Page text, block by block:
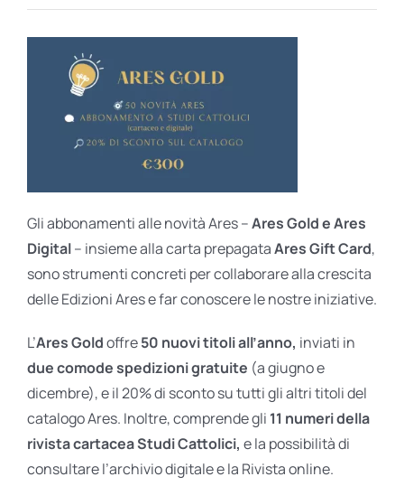
Gli abbonamenti alle novità Ares –Ares Gold e Ares
Digital– insieme alla carta prepagataAres Gift Card,
sono strumenti concreti per collaborare alla crescita
delle Edizioni Ares e far conoscere le nostre iniziative.
L’Ares Goldoffre50 nuovi titoli all’anno, inviati in
due comode spedizioni gratuite (a giugno e
dicembre), e il 20% di sconto su tutti gli altri titoli del
catalogo Ares. Inoltre, comprende gli 11 numeri della
rivista cartacea Studi Cattolici, e la possibilità di
consultare l’archivio digitale e la Rivista online.